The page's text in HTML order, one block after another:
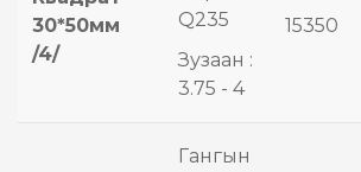
30*50мм
/4/
Q235
Зузаан :
3.75 - 4
15350
Гангын